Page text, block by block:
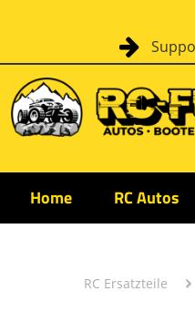
Home RC Autos
RC Ersatzteile